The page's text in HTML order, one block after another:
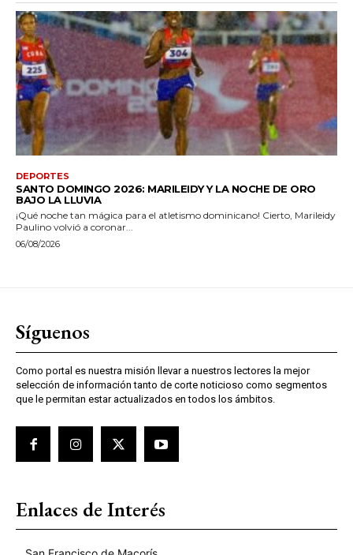
DEPORTES
SANTO DOMINGO 2026: MARILEIDY Y LA NOCHE DE ORO
BAJO LA LLUVIA
¡Qué noche tan mágica para el atletismo dominicano! Cierto, Marileidy
Paulino volvió a coronar...
06/08/2026
Síguenos
Como portal es nuestra misión llevar a nuestros lectores la mejor
selección de información tanto de corte noticioso como segmentos
que le permitan estar actualizados en todos los ámbitos.
Enlaces de Interés